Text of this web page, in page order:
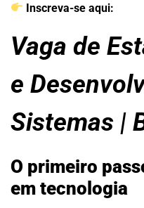
Inscreva-se aqui:
Vaga de
e
Sistemas |
O primeiro
em tecnologia